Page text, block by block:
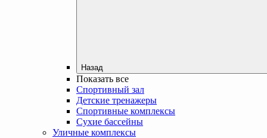
Назад
Показать все
Спортивный зал
Детские тренажеры
Спортивные комплексы
Сухие бассейны
Уличные комплексы